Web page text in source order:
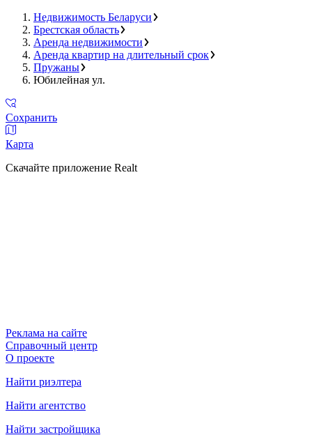
Недвижимость Беларуси
Брестская область
Аренда недвижимости
Аренда квартир на длительный срок
Пружаны
Юбилейная ул.
Сохранить
Карта
Скачайте приложение Realt
Реклама на сайте
Справочный центр
О проекте
Найти риэлтера
Найти агентство
Найти застройщика